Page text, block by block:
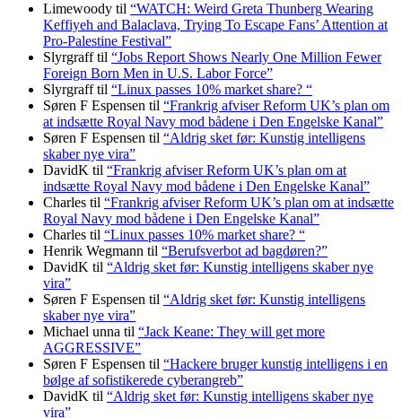
Limewoody til “WATCH: Weird Greta Thunberg Wearing
Keffiyeh and Balaclava, Trying To Escape Fans’ Attention at
Pro-Palestine Festival”
Slyrgrafftil “Jobs Report Shows Nearly One Million Fewer
Foreign Born Men in U.S. Labor Force”
Slyrgrafftil “Linux passes 10% market share? “
Søren F Espensen til “Frankrig afviser Reform UK’s plan om
at indsætte Royal Navy mod bådene i Den Engelske Kanal”
Søren F Espensen til “Aldrig sket før: Kunstig intelligens
skaber nye vira”
DavidK til “Frankrig afviser Reform UK’s plan om at
indsætte Royal Navy mod bådene i Den Engelske Kanal”
Charles til “Frankrig afviser Reform UK’s plan om at indsætte
Royal Navy mod bådene i Den Engelske Kanal”
Charles til “Linux passes 10% market share? “
Henrik Wegmann til “Berufsverbot ad bagdøren?”
DavidK til “Aldrig sket før: Kunstig intelligens skaber nye
vira”
Søren F Espensen til “Aldrig sket før: Kunstig intelligens
skaber nye vira”
Michael unna til “Jack Keane: They will get more
AGGRESSIVE”
Søren F Espensen til “Hackere bruger kunstig intelligens i en
bølge af sofistikerede cyberangreb”
DavidK til “Aldrig sket før: Kunstig intelligens skaber nye
vira”